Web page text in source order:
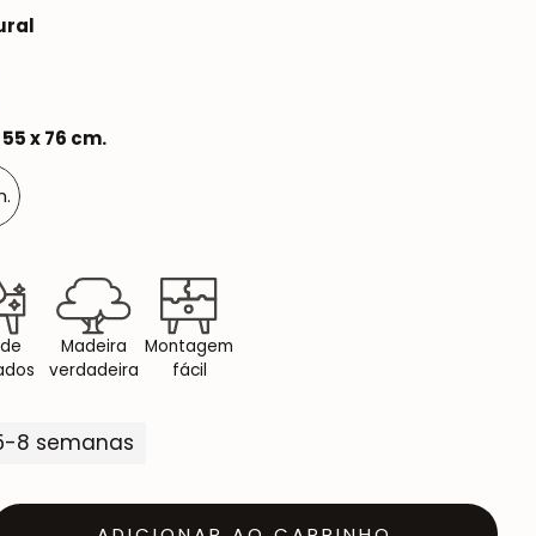
55 x 76 cm.
Madeira
verdadeira
Montagem
fácil
8 semanas